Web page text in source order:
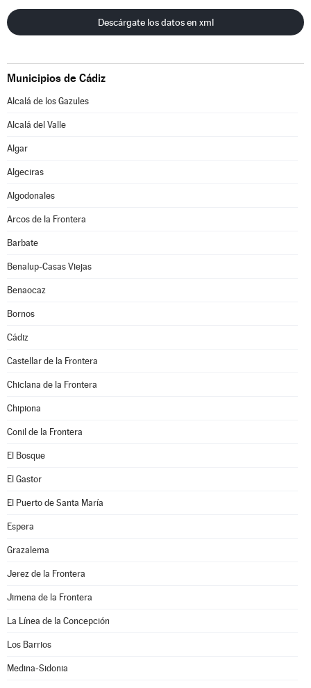
Descárgate los datos en xml
Municipios de Cádiz
Alcalá de los Gazules
Alcalá del Valle
Algar
Algeciras
Algodonales
Arcos de la Frontera
Barbate
Benalup-Casas Viejas
Benaocaz
Bornos
Cádiz
Castellar de la Frontera
Chiclana de la Frontera
Chipiona
Conil de la Frontera
El Bosque
El Gastor
El Puerto de Santa María
Espera
Grazalema
Jerez de la Frontera
Jimena de la Frontera
La Línea de la Concepción
Los Barrios
Medina-Sidonia